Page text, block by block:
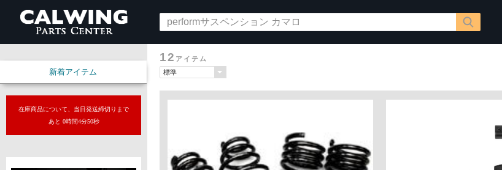
新着アイテム
在庫商品について、当日発送締切りまで
あと 0時間4分49秒
12 アイテム